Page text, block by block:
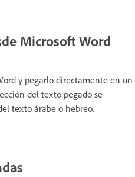
Microsoft Word
y pegarlo directamente en un
del texto pegado se
texto árabe o hebreo.